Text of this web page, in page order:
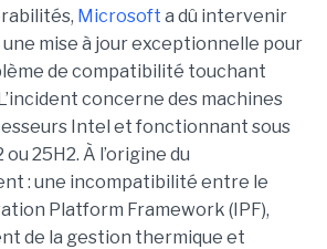
Microsoft a dû intervenir
mise à jour exceptionnelle pour
de compatibilité touchant
concerne des machines
Intel et fonctionnant sous
25H2. À l’origine du
: une incompatibilité entre le
Platform Framework (IPF),
de la gestion thermique et